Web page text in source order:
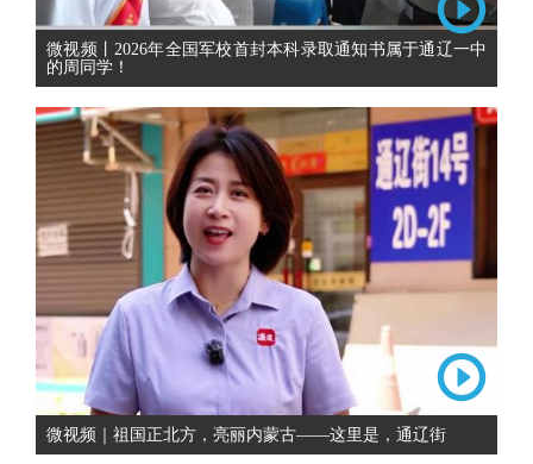
微视频丨2026年全国军校首封本科录取通知书属于通辽一中
的周同学！
微视频｜祖国正北方，亮丽内蒙古——这里是，通辽街